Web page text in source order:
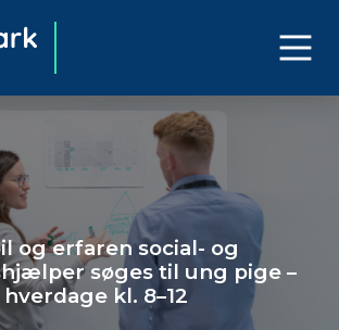
og erfaren social- og
søges til ung pige –
hverdage kl. 8–12